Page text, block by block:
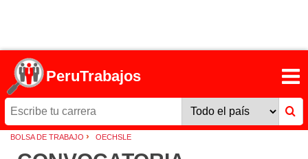
PeruTrabajos
BOLSA DE TRABAJO › OECHSLE